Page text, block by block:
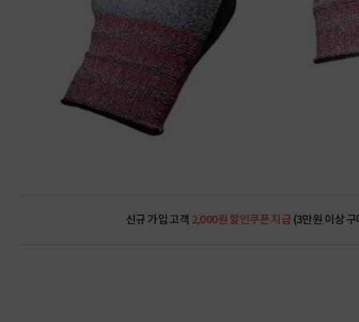
신규 가입 고객 2,000원 할인쿠폰 지급 (3만원 이상 구